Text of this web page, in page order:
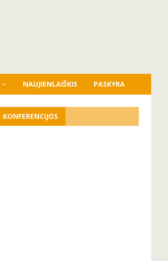
NAUJIENLAIŠKIS PASKYRA
KONFERENCIJOS